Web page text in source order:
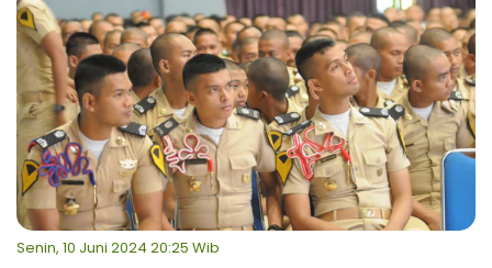
Senin, 10 Juni 2024 20:25 Wib